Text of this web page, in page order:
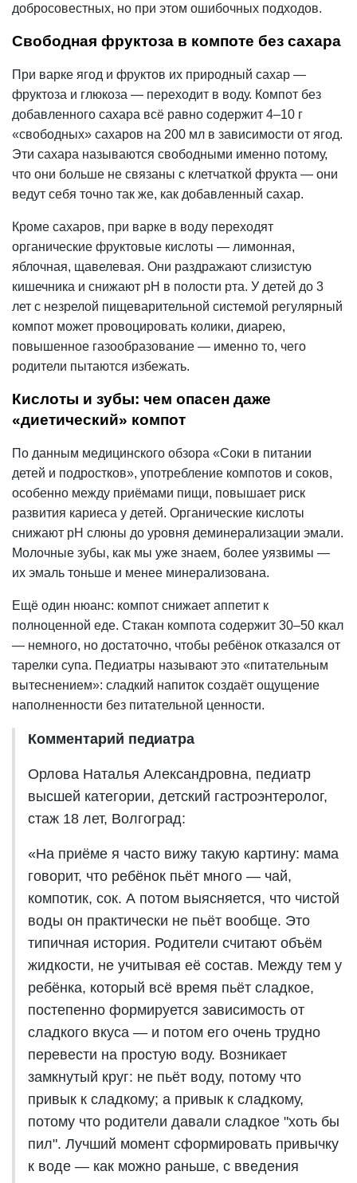
добросовестных, но при этом ошибочных подходов.
Свободная фруктоза в компоте без сахара
При варке ягод и фруктов их природный сахар —
фруктоза и глюкоза — переходит в воду. Компот без
добавленного сахара всё равно содержит 4–10 г
«свободных» сахаров на 200 мл в зависимости от ягод.
Эти сахара называются свободными именно потому,
что они больше не связаны с клетчаткой фрукта — они
ведут себя точно так же, как добавленный сахар.
Кроме сахаров, при варке в воду переходят
органические фруктовые кислоты — лимонная,
яблочная, щавелевая. Они раздражают слизистую
кишечника и снижают pH в полости рта. У детей до 3
лет с незрелой пищеварительной системой регулярный
компот может провоцировать колики, диарею,
повышенное газообразование — именно то, чего
родители пытаются избежать.
Кислоты и зубы: чем опасен даже
«диетический» компот
По данным медицинского обзора «Соки в питании
детей и подростков», употребление компотов и соков,
особенно между приёмами пищи, повышает риск
развития кариеса у детей. Органические кислоты
снижают pH слюны до уровня деминерализации эмали.
Молочные зубы, как мы уже знаем, более уязвимы —
их эмаль тоньше и менее минерализована.
Ещё один нюанс: компот снижает аппетит к
полноценной еде. Стакан компота содержит 30–50 ккал
— немного, но достаточно, чтобы ребёнок отказался от
тарелки супа. Педиатры называют это «питательным
вытеснением»: сладкий напиток создаёт ощущение
наполненности без питательной ценности.
Комментарий педиатра
Орлова Наталья Александровна, педиатр
высшей категории, детский гастроэнтеролог,
стаж 18 лет, Волгоград:
«На приёме я часто вижу такую картину: мама
говорит, что ребёнок пьёт много — чай,
компотик, сок. А потом выясняется, что чистой
воды он практически не пьёт вообще. Это
типичная история. Родители считают объём
жидкости, не учитывая её состав. Между тем у
ребёнка, который всё время пьёт сладкое,
постепенно формируется зависимость от
сладкого вкуса — и потом его очень трудно
перевести на простую воду. Возникает
замкнутый круг: не пьёт воду, потому что
привык к сладкому; а привык к сладкому,
потому что родители давали сладкое "хоть бы
пил". Лучший момент сформировать привычку
к воде — как можно раньше, с введения